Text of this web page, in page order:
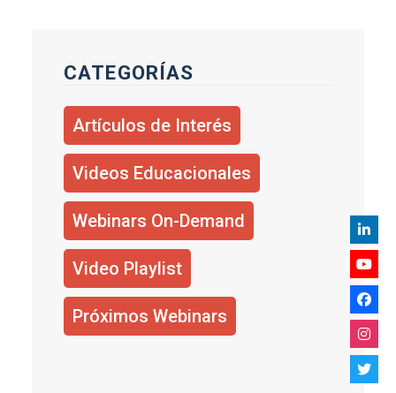
CATEGORÍAS
Artículos de Interés
Videos Educacionales
Webinars On-Demand
Video Playlist
Próximos Webinars